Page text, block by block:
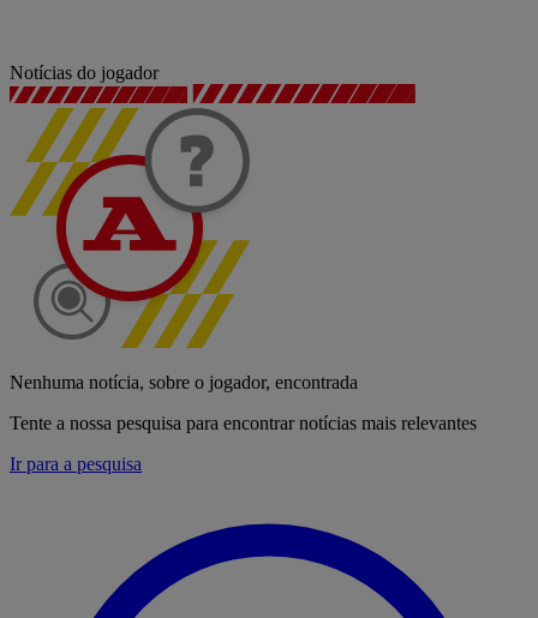
Notícias do jogador
Nenhuma notícia, sobre o jogador, encontrada
Tente a nossa pesquisa para encontrar notícias mais relevantes
Ir para a pesquisa